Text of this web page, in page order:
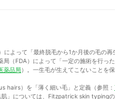
よって「最終脱毛から1か月後の毛の再
局（FDA）によって「一定の施術を行っ
薬品局）。一生毛が生えてこないことを
hairs）を「薄く細い毛」と定義（参照：
」については、Fitzpatrick skin typing